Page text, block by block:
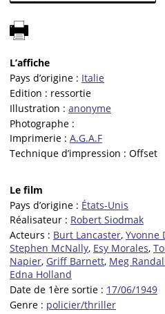
L’affiche
Pays d’origine : Italie
Edition : ressortie
Illustration : anonyme
Photographe :
Imprimerie : A.G.A.F
Technique d’impression : Offset
Le film
Pays d’origine : États-Unis
Réalisateur : Robert Siodmak
Acteurs : Burt Lancaster, Yvonne
Stephen McNally, Esy Morales,
Napier, Griff Barnett, Meg
Edna Holland
Date de 1ère sortie : 17/06/1949
Genre : policier/thriller